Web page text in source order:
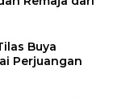
Buya
Perjuangan